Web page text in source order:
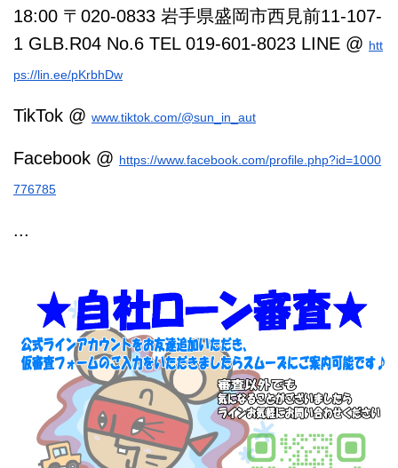
18:00 〒020-0833 岩手県盛岡市西見前11-107-
1 GLB.R04 No.6 TEL 019-601-8023 LINE @ htt
ps://lin.ee/pKrbhDw
TikTok @ www.tiktok.com/@sun_in_aut
Facebook @ https://www.facebook.com/profile.php?id=1000
776785
...